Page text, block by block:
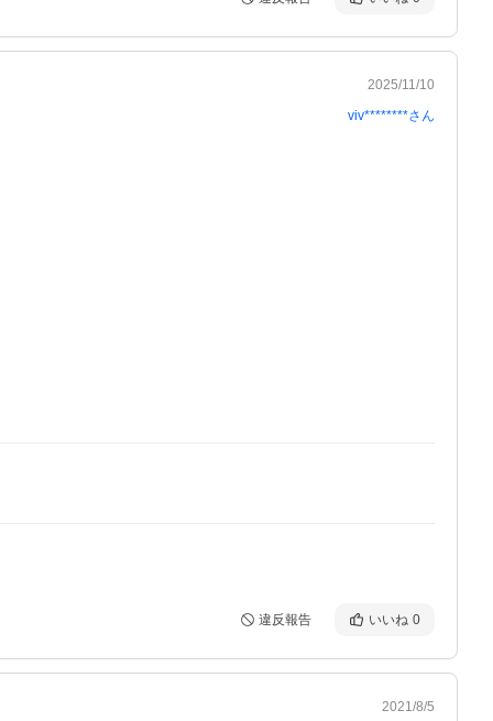
2025/11/10
viv********さん
違反報告 いいね 0
2021/8/5